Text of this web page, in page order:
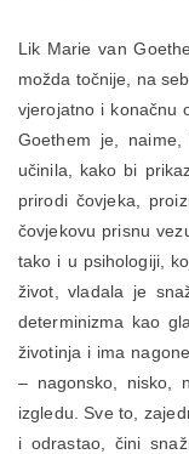
Lik Marie van
možda točnije, na
vjerojatno i konačnu
Goethem je,
učinila, kako bi
prirodi čovjeka,
čovjekovu prisnu
tako i u psihologiji,
život, vladala je
determinizma kao
životinja i ima
– nagonsko, nisko,
izgledu. Sve to,
i odrastao, čini